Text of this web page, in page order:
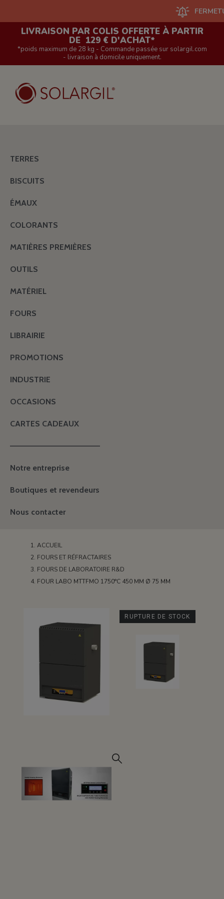
FERMETURE
LIVRAISON PAR COLIS OFFERTE À PARTIR
DE 129 € D'ACHAT*
*poids maximum de 28 kg - Commande passée sur solargil.com
- livraison à domicile uniquement.
TERRES
BISCUITS
ÉMAUX
COLORANTS
MATIÈRES PREMIÈRES
OUTILS
MATÉRIEL
FOURS
LIBRAIRIE
PROMOTIONS
INDUSTRIE
OCCASIONS
CARTES CADEAUX
———————————————
Notre entreprise
Boutiques et revendeurs
Nous contacter
ACCUEIL
FOURS ET RÉFRACTAIRES
FOURS DE LABORATOIRE R&D
FOUR LABO MTTFMO 1750°C 450 MM Ø 75 MM
RUPTURE DE STOCK